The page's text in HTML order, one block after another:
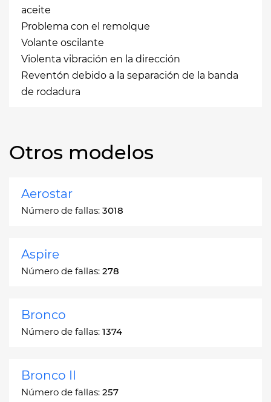
aceite
Problema con el remolque
Volante oscilante
Violenta vibración en la dirección
Reventón debido a la separación de la banda
de rodadura
Otros modelos
Aerostar
Número de fallas: 3018
Aspire
Número de fallas: 278
Bronco
Número de fallas: 1374
Bronco II
Número de fallas: 257